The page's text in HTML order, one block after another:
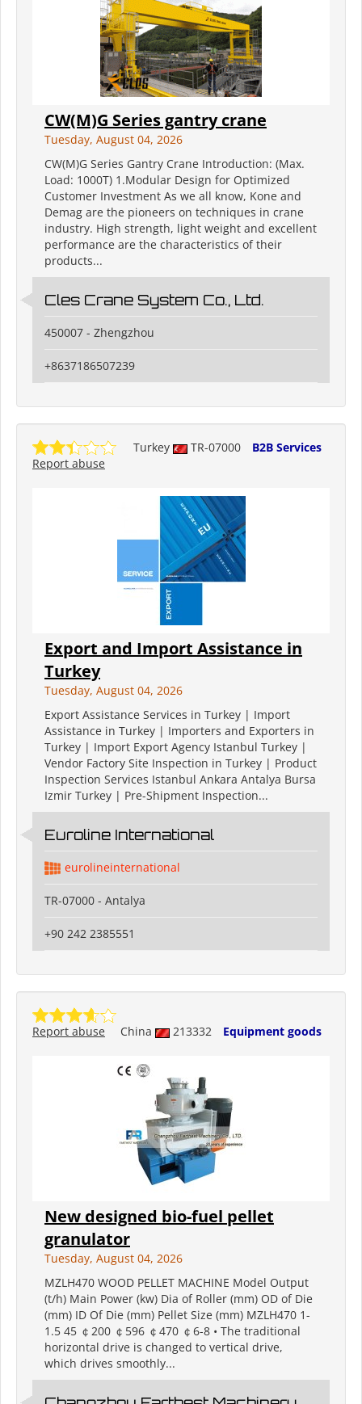
CW(M)G Series gantry crane
Tuesday, August 04, 2026
CW(M)G Series Gantry Crane Introduction: (Max.
Load: 1000T) 1.Modular Design for Optimized
Customer Investment As we all know, Kone and
Demag are the pioneers on techniques in crane
industry. High strength, light weight and excellent
performance are the characteristics of their
products...
Cles Crane System Co., Ltd.
450007 - Zhengzhou
+8637186507239
Turkey TR-07000
B2B Services
Report abuse
Export and Import Assistance in
Turkey
Tuesday, August 04, 2026
Export Assistance Services in Turkey | Import
Assistance in Turkey | Importers and Exporters in
Turkey | Import Export Agency Istanbul Turkey |
Vendor Factory Site Inspection in Turkey | Product
Inspection Services Istanbul Ankara Antalya Bursa
Izmir Turkey | Pre-Shipment Inspection...
Euroline International
eurolineinternational
TR-07000 - Antalya
+90 242 2385551
China 213332 Equipment goods
Report abuse
New designed bio-fuel pellet
granulator
Tuesday, August 04, 2026
MZLH470 WOOD PELLET MACHINE Model Output
(t/h) Main Power (kw) Dia of Roller (mm) OD of Die
(mm) ID Of Die (mm) Pellet Size (mm) MZLH470 1-
1.5 45 ￠200 ￠596 ￠470 ￠6-8 • The traditional
horizontal drive is changed to vertical drive,
which drives smoothly...